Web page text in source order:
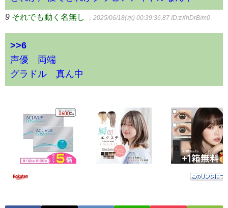
9 それでも動く名無し ：2025/06/18(水) 00:39:36.87 ID:zXhDrB/m0
>>6
声優 両端
グラドル 真ん中